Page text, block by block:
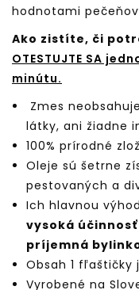
hodnotami
Ako zistíte, či
OTESTUJTE SA
minútu.
Zmes
látky, ani žiadne
100% prírodné
Oleje sú šetrne
pestovaných a
Ich hlavnou
vysoká
príjemná
Obsah 1 fľaštičky
Vyrobené na